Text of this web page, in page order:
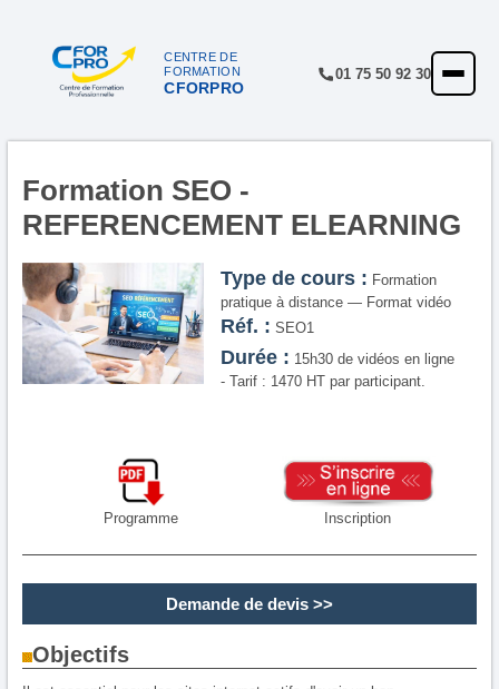
CENTRE DE
FORMATION
CFORPRO
01 75 50 92 30
ACCUEIL
NOTRE OFFRE
RÉFÉRENCES
Formation SEO -
REFERENCEMENT ELEARNING
Type de cours : Formation
pratique à distance — Format vidéo
Réf. : SEO1
Durée : 15h30 de vidéos en ligne
- Tarif : 1470 HT par participant.
Programme Inscription
Demande de devis >>
Objectifs